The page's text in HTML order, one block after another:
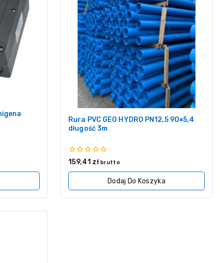
Rura PVC GEO HYDRO PN12,5 90×5,4
długość 3m
0
5
159,41 zł brutto
Dodaj Do Koszyka